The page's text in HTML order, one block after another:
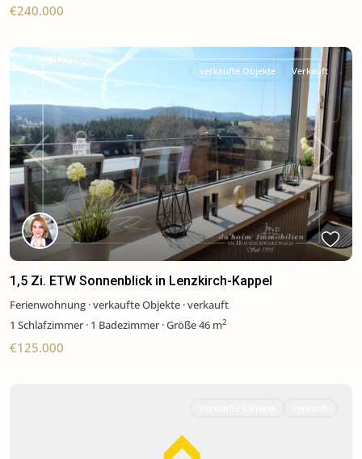
€240.000
Previous Next
verkaufte Objekte Verkauft
1,5 Zi. ETW Sonnenblick in Lenzkirch-Kappel
Ferienwohnung ·verkaufte Objekte ·verkauft
1 Schlafzimmer · 1 Badezimmer ·Größe46 m2
€125.000